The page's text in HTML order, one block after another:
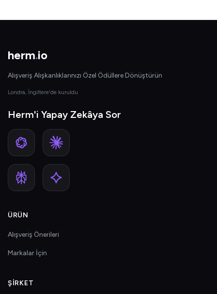
herm.io
Alışveriş Alışkanlıklarınızı Özel Ödüllere Dönüştürün
Londra, İngiltere'de kuruldu
Herm'i Yapay Zekâya Sor
ÜRÜN
Alışveriş Önerileri
Markalar İçin
ŞIRKET